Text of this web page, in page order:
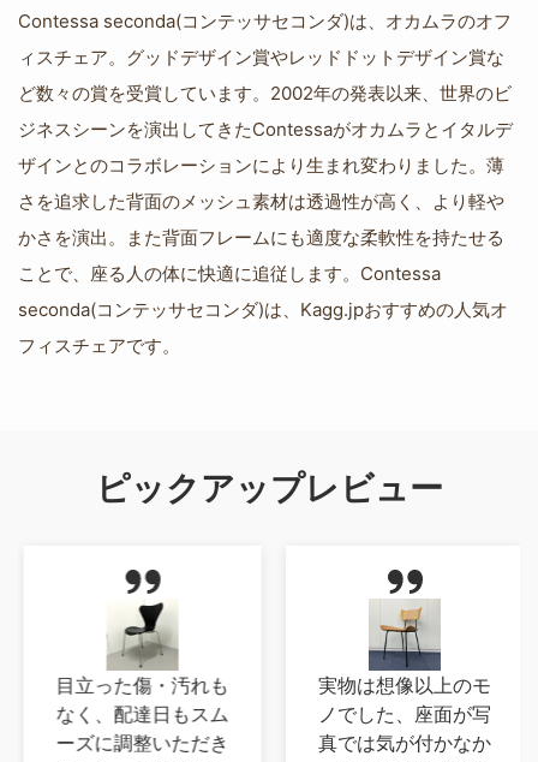
Contessa seconda(コンテッサセコンダ)は、オカムラのオフ
ィスチェア。グッドデザイン賞やレッドドットデザイン賞な
ど数々の賞を受賞しています。2002年の発表以来、世界のビ
ジネスシーンを演出してきたContessaがオカムラとイタルデ
ザインとのコラボレーションにより生まれ変わりました。薄
さを追求した背面のメッシュ素材は透過性が高く、より軽や
かさを演出。また背面フレームにも適度な柔軟性を持たせる
ことで、座る人の体に快適に追従します。Contessa
seconda(コンテッサセコンダ)は、Kagg.jpおすすめの人気オ
フィスチェアです。
ピックアップレビュー
目立った傷・汚れも
なく、配達日もスム
ーズに調整いただき
実物は想像以上のモ
ノでした、座面が写
真では気が付かなか